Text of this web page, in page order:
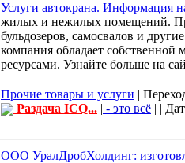
Услуги автокрана. Информация
жилых и нежилых помещений.
бульдозеров, самосвалов и
компания обладает собственной
ресурсами. Узнайте больше на
Прочие товары и услуги |
Раздача ICQ... | - это всё | |
ООО УралДробХолдинг: